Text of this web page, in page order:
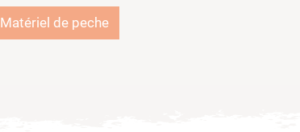
Matériel de peche